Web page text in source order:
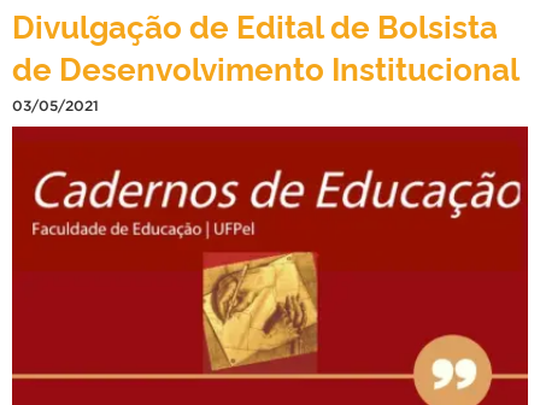
Divulgação de Edital de Bolsista
de Desenvolvimento Institucional
03/05/2021